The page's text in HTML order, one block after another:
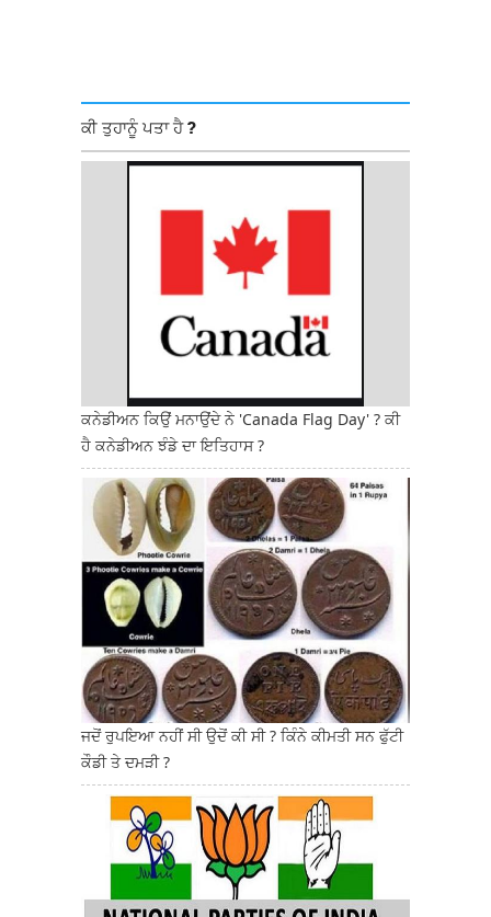
ਕੀ ਤੁਹਾਨੂੰ ਪਤਾ ਹੈ ?
ਕਨੇਡੀਅਨ ਕਿਉਂ ਮਨਾਉਂਦੇ ਨੇ 'Canada Flag Day' ? ਕੀ
ਹੈ ਕਨੇਡੀਅਨ ਝੰਡੇ ਦਾ ਇਤਿਹਾਸ ?
ਜਦੋਂ ਰੁਪਇਆ ਨਹੀਂ ਸੀ ਉਦੋਂ ਕੀ ਸੀ ? ਕਿੰਨੇ ਕੀਮਤੀ ਸਨ ਫੁੱਟੀ
ਕੌਡੀ ਤੇ ਦਮੜੀ ?